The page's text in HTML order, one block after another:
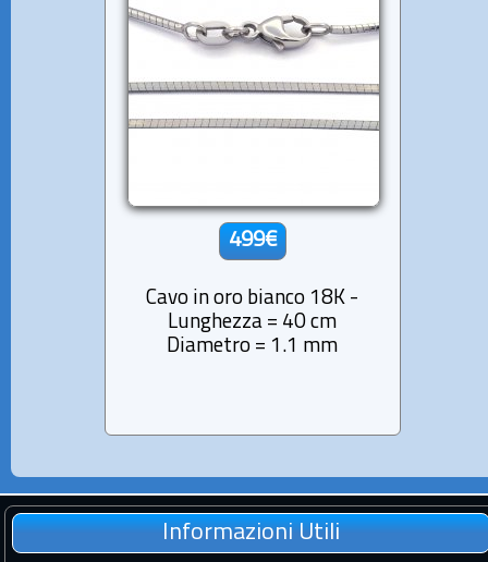
499€
Cavo in oro bianco 18K -
Lunghezza = 40 cm
Diametro = 1.1 mm
Informazioni Utili